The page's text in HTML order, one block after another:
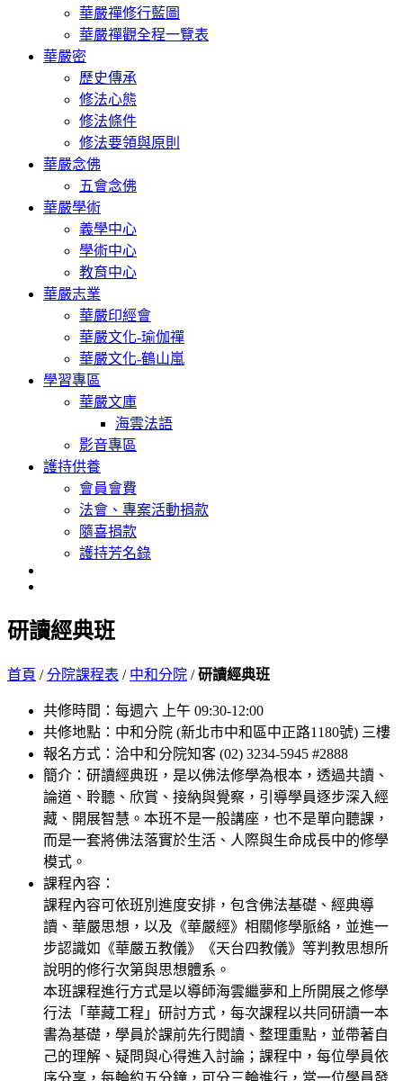
華嚴禪修行藍圖
華嚴禪觀全程一覽表
華嚴密
歷史傳承
修法心態
修法條件
修法要領與原則
華嚴念佛
五會念佛
華嚴學術
義學中心
學術中心
教育中心
華嚴志業
華嚴印經會
華嚴文化-瑜伽禪
華嚴文化-鶴山嵐
學習專區
華嚴文庫
海雲法語
影音專區
護持供養
會員會費
法會、專案活動捐款
隨喜捐款
護持芳名錄
研讀經典班
首頁 /分院課程表 / 中和分院 /研讀經典班
共修時間：每週六 上午 09:30-12:00
共修地點：中和分院 (新北市中和區中正路1180號) 三樓
報名方式：洽中和分院知客 (02) 3234-5945 #2888
簡介：研讀經典班，是以佛法修學為根本，透過共讀、
論道、聆聽、欣賞、接納與覺察，引導學員逐步深入經
藏、開展智慧。本班不是一般講座，也不是單向聽課，
而是一套將佛法落實於生活、人際與生命成長中的修學
模式。
課程內容：
課程內容可依班別進度安排，包含佛法基礎、經典導
讀、華嚴思想，以及《華嚴經》相關修學脈絡，並進一
步認識如《華嚴五教儀》《天台四教儀》等判教思想所
說明的修行次第與思想體系。
本班課程進行方式是以導師海雲繼夢和上所開展之修學
行法「華藏工程」研討方式，每次課程以共同研讀一本
書為基礎，學員於課前先行閱讀、整理重點，並帶著自
己的理解、疑問與心得進入討論；課程中，每位學員依
序分享，每輪約五分鐘，可分三輪進行，當一位學員發